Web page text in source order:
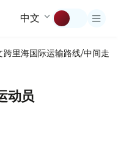
中文
跨里海国际运输路线/中间走廊
动员